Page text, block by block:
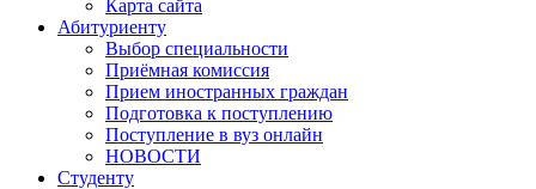
Карта сайта
Абитуриенту
Выбор специальности
Приёмная комиссия
Прием иностранных граждан
Подготовка к поступлению
Поступление в вуз онлайн
НОВОСТИ
Студенту